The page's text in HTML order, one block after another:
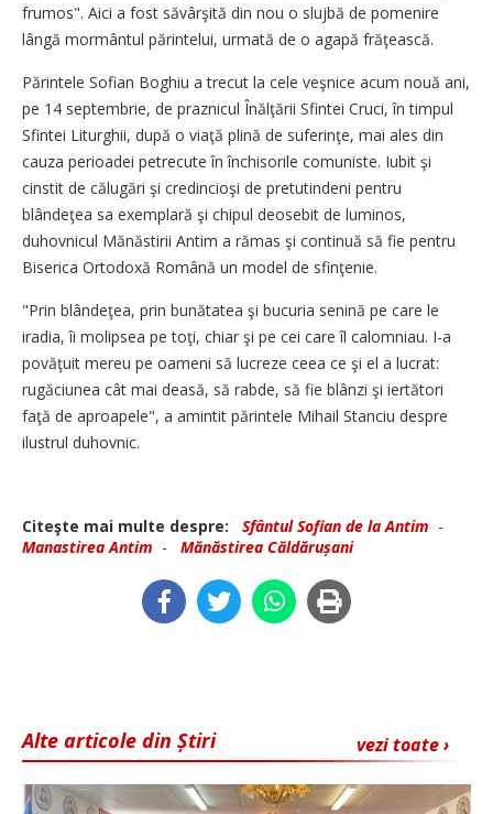
frumos". Aici a fost săvârşită din nou o slujbă de pomenire
lângă mormântul părintelui, urmată de o agapă frăţească.
Părintele Sofian Boghiu a trecut la cele veşnice acum nouă ani,
pe 14 septembrie, de praznicul Înălţării Sfintei Cruci, în timpul
Sfintei Liturghii, după o viaţă plină de suferinţe, mai ales din
cauza perioadei petrecute în închisorile comuniste. Iubit şi
cinstit de călugări şi credincioşi de pretutindeni pentru
blândeţea sa exemplară şi chipul deosebit de luminos,
duhovnicul Mănăstirii Antim a rămas şi continuă să fie pentru
Biserica Ortodoxă Română un model de sfinţenie.
"Prin blândeţea, prin bunătatea şi bucuria senină pe care le
iradia, îi molipsea pe toţi, chiar şi pe cei care îl calomniau. I-a
povăţuit mereu pe oameni să lucreze ceea ce şi el a lucrat:
rugăciunea cât mai deasă, să rabde, să fie blânzi şi iertători
faţă de aproapele", a amintit părintele Mihail Stanciu despre
ilustrul duhovnic.
Citeşte mai multe despre: Sfântul Sofian de la Antim -
Manastirea Antim - Mănăstirea Căldă­rușani
vezi toate ›
Alte articole din Știri